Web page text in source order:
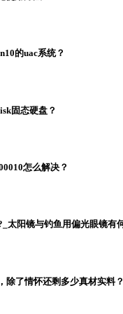
的uac系统？
固态硬盘？
怎么解决？
太阳镜与钓鱼用偏光眼镜有
除了情怀还剩多少真材实料？